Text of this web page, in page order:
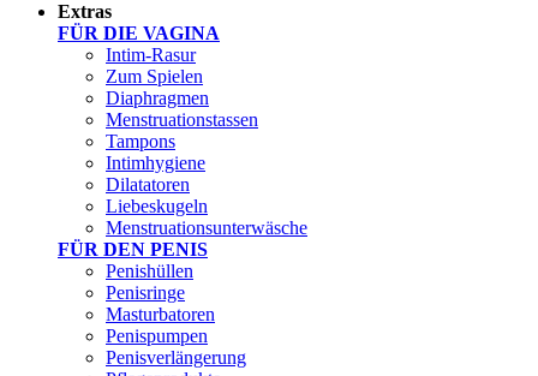
Extras
FÜR DIE VAGINA
Intim-Rasur
Zum Spielen
Diaphragmen
Menstruationstassen
Tampons
Intimhygiene
Dilatatoren
Liebeskugeln
Menstruationsunterwäsche
FÜR DEN PENIS
Penishüllen
Penisringe
Masturbatoren
Penispumpen
Penisverlängerung